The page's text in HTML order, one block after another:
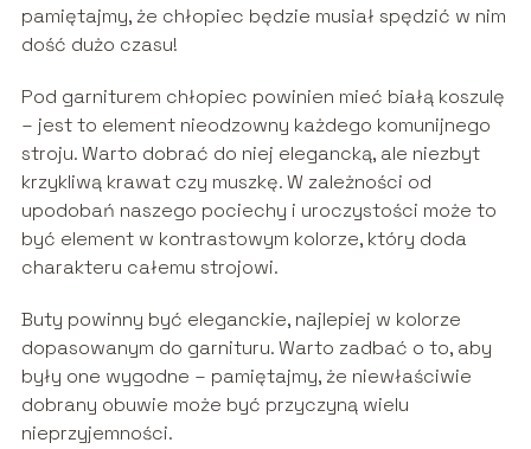
pamiętajmy, że chłopiec będzie musiał spędzić w nim
dość dużo czasu!
Pod garniturem chłopiec powinien mieć białą koszulę
– jest to element nieodzowny każdego komunijnego
stroju. Warto dobrać do niej elegancką, ale niezbyt
krzykliwą krawat czy muszkę. W zależności od
upodobań naszego pociechy i uroczystości może to
być element w kontrastowym kolorze, który doda
charakteru całemu strojowi.
Buty powinny być eleganckie, najlepiej w kolorze
dopasowanym do garnituru. Warto zadbać o to, aby
były one wygodne – pamiętajmy, że niewłaściwie
dobrany obuwie może być przyczyną wielu
nieprzyjemności.